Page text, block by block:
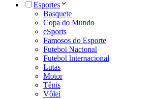
Esportes
Basquete
Copa do Mundo
eSports
Famosos do Esporte
Futebol Nacional
Futebol Internacional
Lutas
Motor
Tênis
Vôlei